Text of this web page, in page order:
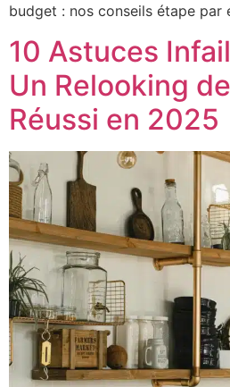
budget : nos conseils étape par
10 Astuces
Un Relooking
Réussi en 2025